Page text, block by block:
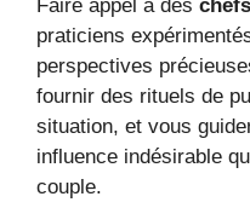
Faire appel à des
praticiens
perspectives
fournir des rituels de
situation, et vous
influence indésirable
couple.